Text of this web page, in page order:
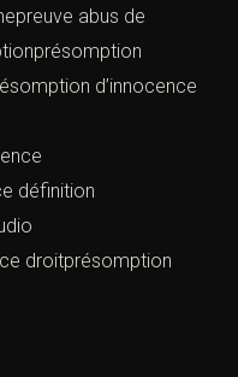
abus de
d’innocence
définition
droitprésomption